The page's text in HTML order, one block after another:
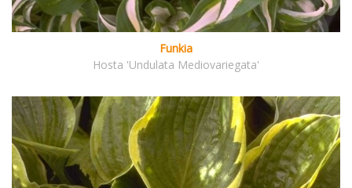
Funkia
Hosta 'Undulata Mediovariegata'